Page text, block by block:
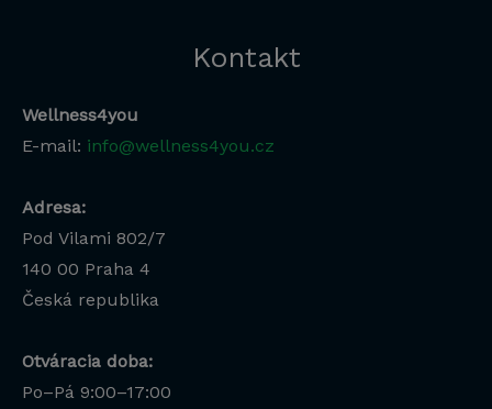
Kontakt
Wellness4you
E-mail: info@wellness4you.cz
Adresa:
Pod Vilami 802/7
140 00 Praha 4
Česká republika
Otváracia doba:
Po–Pá 9:00–17:00